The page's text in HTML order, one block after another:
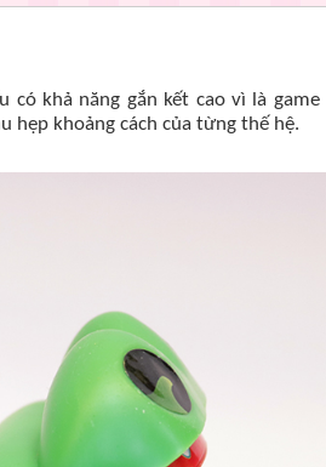
có khả năng gắn kết cao vì là
hẹp khoảng cách của từng thế hệ.